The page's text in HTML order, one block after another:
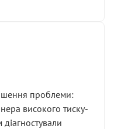
проблеми:
високого тиску-